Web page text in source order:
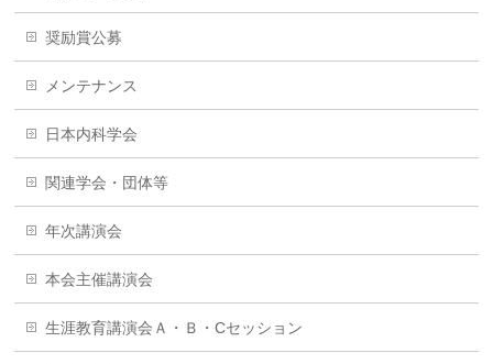
奨励賞公募
メンテナンス
日本内科学会
関連学会・団体等
年次講演会
本会主催講演会
生涯教育講演会Ａ・Ｂ・Cセッション